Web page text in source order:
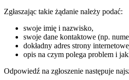
Zgłaszając takie żądanie należy podać:
swoje imię i nazwisko,
swoje dane kontaktowe (np.
dokładny adres strony
opis na czym polega problem i
Odpowiedź na zgłoszenie następuje